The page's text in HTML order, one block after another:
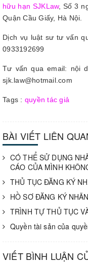
hữu hạn SJKLaw, Số 3
Quận Cầu Giấy, Hà Nội.
Dịch vụ luật sư tư vấn
0933192699
Tư vấn qua email: nội
sjk.law@hotmail.com
Tags : quyền tác giả
BÀI VIẾT LIÊN
CÓ THỂ SỬ DỤNG
CÁO CỦA MÌNH
THỦ TỤC ĐĂNG KÝ
HỒ SƠ ĐĂNG KÝ
TRÌNH TỰ THỦ TỤC
Quyền tài sản của
VIẾT BÌNH LUẬN